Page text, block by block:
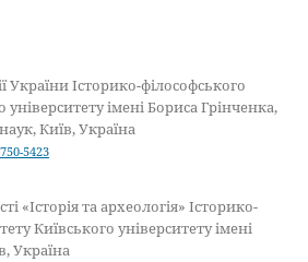
України Історико-філософського
університету імені Бориса Грінченка,
Київ, Україна
5423
«Історія та археологія» Історико-
Київського університету імені
Україна